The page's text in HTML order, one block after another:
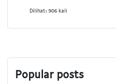
Dilihat: 906 kali
Popular posts